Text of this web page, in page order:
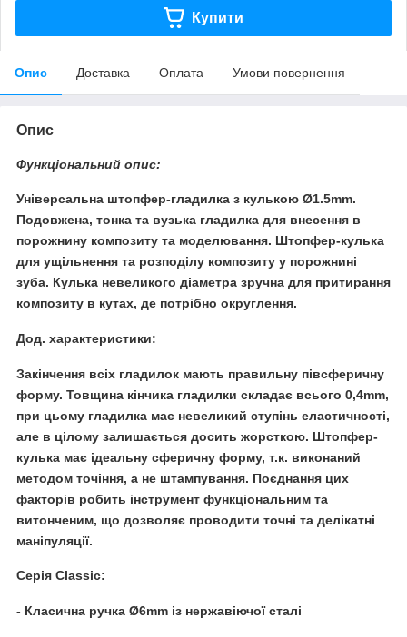
Купити
Опис Доставка Оплата Умови повернення
Опис
Функціональний опис:
Універсальна штопфер-гладилка з кулькою Ø1.5mm.
Подовжена, тонка та вузька гладилка для внесення в
порожнину композиту та моделювання. Штопфер-кулька
для ущільнення та розподілу композиту у порожнині
зуба. Кулька невеликого діаметра зручна для притирання
композиту в кутах, де потрібно округлення.
Дод. характеристики:
Закінчення всіх гладилок мають правильну півсферичну
форму. Товщина кінчика гладилки складає всього 0,4mm,
при цьому гладилка має невеликий ступінь еластичності,
але в цілому залишається досить жорсткою. Штопфер-
кулька має ідеальну сферичну форму, т.к. виконаний
методом точіння, а не штампування. Поєднання цих
факторів робить інструмент функціональним та
витонченим, що дозволяє проводити точні та делікатні
маніпуляції.
Cерія Classic:
- Класична ручка Ø6mm із нержавіючої сталі